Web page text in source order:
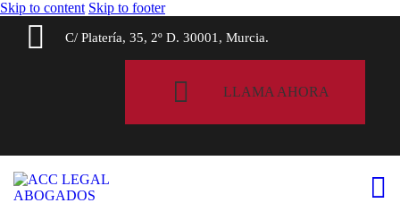
Skip to content Skip to footer
C/ Platería, 35, 2º D. 30001, Murcia.
LLAMA AHORA